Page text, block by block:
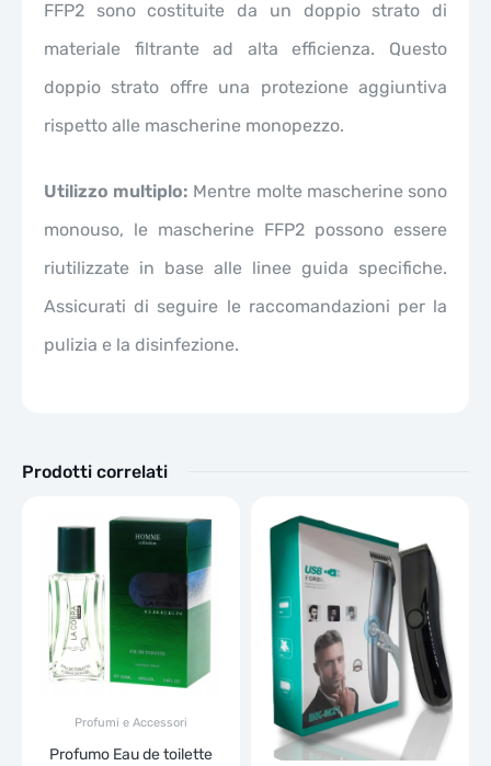
FFP2 sono costituite da un doppio strato di
materiale filtrante ad alta efficienza. Questo
doppio strato offre una protezione aggiuntiva
rispetto alle mascherine monopezzo.
Utilizzo multiplo: Mentre molte mascherine sono
monouso, le mascherine FFP2 possono essere
riutilizzate in base alle linee guida specifiche.
Assicurati di seguire le raccomandazioni per la
pulizia e la disinfezione.
Prodotti correlati
Profumi e Accessori
Profumo Eau de toilette